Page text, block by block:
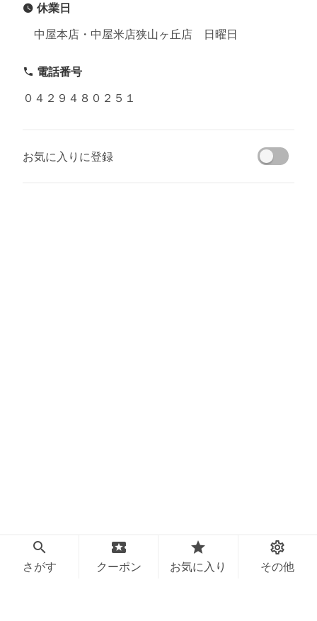
休業日
中屋本店・中屋米店狭山ヶ丘店 日曜日
電話番号
０４２９４８０２５１
お気に入りに登録
さがす クーポン お気に入り その他